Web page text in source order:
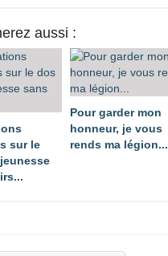
aussi :
sur le
Pour garder mon
honneur, je vous
rends ma légion...